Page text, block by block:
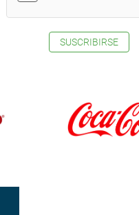
SUSCRIBIRSE